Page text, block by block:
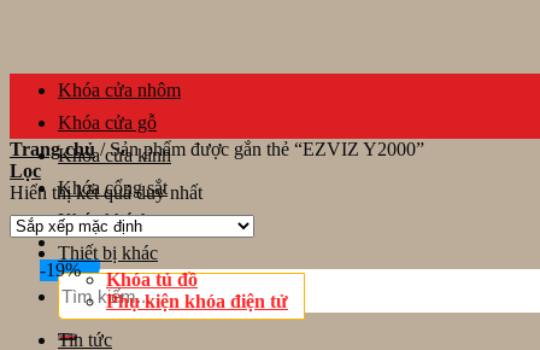
Tìm
kiếm:
Khóa cửa nhôm
Khóa cửa gỗ
Khóa cửa kính
Khóa cổng sắt
Khóa khách sạn
Thiết bị khác
Khóa tủ đồ
Phụ kiện khóa điện tử
Tin tức
Trang chủ /Sản phẩm được gắn thẻ “EZVIZ Y2000”
Lọc
Hiển thị kết quả duy nhất
-19%